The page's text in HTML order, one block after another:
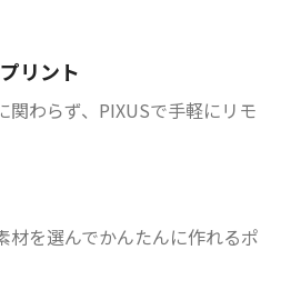
リント
関わらず、PIXUSで手軽にリモ
材を選んでかんたんに作れるポ